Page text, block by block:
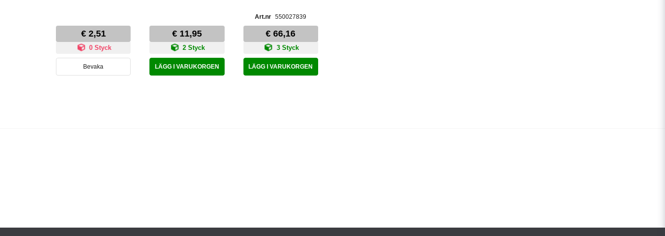
€ 2,51
0 Styck
Bevaka
€ 11,95
2 Styck
LÄGG I VARUKORGEN
550027839
€ 66,16
3 Styck
LÄGG I VARUKORGEN